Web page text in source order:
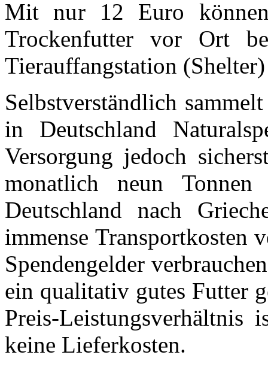
Mit nur 12 Euro
Trockenfutter vor Ort
Tierauffangstation
Selbstverständlich
in Deutschland
Versorgung jedoch
monatlich neun
Deutschland nach
immense Transportkosten
Spendengelder
ein qualitativ gutes Futter
Preis-Leistungsverhältnis
keine Lieferkosten.